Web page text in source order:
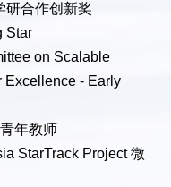
研合作创新奖
Star
on Scalable
Excellence - Early
年教师
StarTrack Project 微